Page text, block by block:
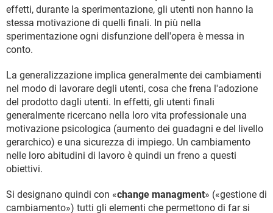
effetti, durante la sperimentazione, gli utenti non hanno la
stessa motivazione di quelli finali. In più nella
sperimentazione ogni disfunzione dell'opera è messa in
conto.
La generalizzazione implica generalmente dei cambiamenti
nel modo di lavorare degli utenti, cosa che frena l'adozione
del prodotto dagli utenti. In effetti, gli utenti finali
generalmente ricercano nella loro vita professionale una
motivazione psicologica (aumento dei guadagni e del livello
gerarchico) e una sicurezza di impiego. Un cambiamento
nelle loro abitudini di lavoro è quindi un freno a questi
obiettivi.
Si designano quindi con «change managment» («gestione di
cambiamento») tutti gli elementi che permettono di far si